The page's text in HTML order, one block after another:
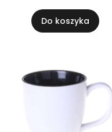
Do koszyka